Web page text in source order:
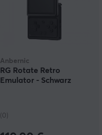
Anbernic
RG Rotate Retro
Emulator - Schwarz
(0)